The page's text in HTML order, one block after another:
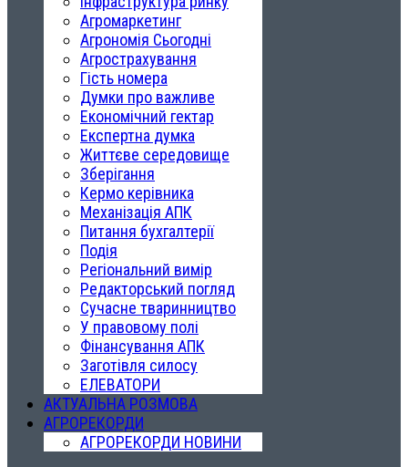
Агромаркетинг
Агрономія Сьогодні
Агрострахування
Гість номера
Думки про важливе
Економічний гектар
Експертна думка
Життєве середовище
Зберігання
Кермо керівника
Механізація АПК
Питання бухгалтерії
Подія
Регіональний вимір
Редакторський погляд
Сучасне тваринництво
У правовому полі
Фінансування АПК
Заготівля силосу
ЕЛЕВАТОРИ
АКТУАЛЬНА РОЗМОВА
АГРОРЕКОРДИ
АГРОРЕКОРДИ НОВИНИ